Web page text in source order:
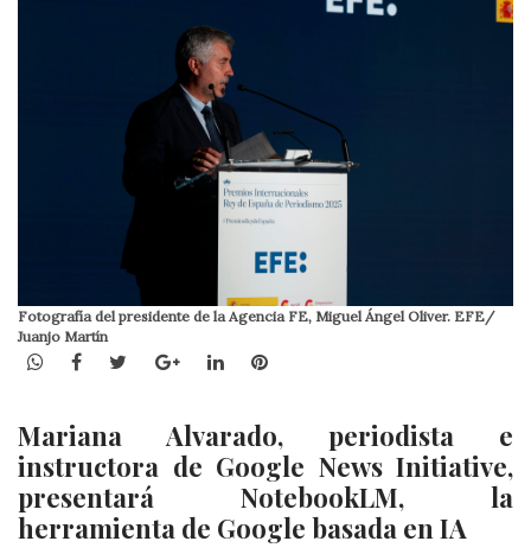
Fotografía del presidente de la Agencia FE, Miguel Ángel Oliver. EFE/
Juanjo Martín
WhatsApp
Facebook
TwitterGoogle+LinkedInPinterest
Mariana Alvarado, periodista e
instructora de Google News Initiative,
presentará NotebookLM, la
herramienta de Google basada en IA